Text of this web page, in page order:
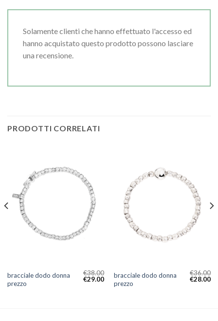
Solamente clienti che hanno effettuato l'accesso ed
hanno acquistato questo prodotto possono lasciare
una recensione.
PRODOTTI CORRELATI
bracciale dodo donna
prezzo
€38.00
€29.00
bracciale dodo donna
prezzo
€36.00
€28.00